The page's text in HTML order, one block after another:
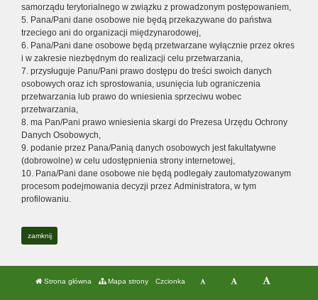
samorządu terytorialnego w związku z prowadzonym postępowaniem,
5. Pana/Pani dane osobowe nie będą przekazywane do państwa
trzeciego ani do organizacji międzynarodowej,
6. Pana/Pani dane osobowe będą przetwarzane wyłącznie przez okres
i w zakresie niezbędnym do realizacji celu przetwarzania,
7. przysługuje Panu/Pani prawo dostępu do treści swoich danych
osobowych oraz ich sprostowania, usunięcia lub ograniczenia
przetwarzania lub prawo do wniesienia sprzeciwu wobec
przetwarzania,
8. ma Pan/Pani prawo wniesienia skargi do Prezesa Urzędu Ochrony
Danych Osobowych,
9. podanie przez Pana/Panią danych osobowych jest fakultatywne
(dobrowolne) w celu udostępnienia strony internetowej,
10. Pana/Pani dane osobowe nie będą podlegały zautomatyzowanym
procesom podejmowania decyzji przez Administratora, w tym
profilowaniu.
zamknij
Strona główna Mapa strony Czcionka